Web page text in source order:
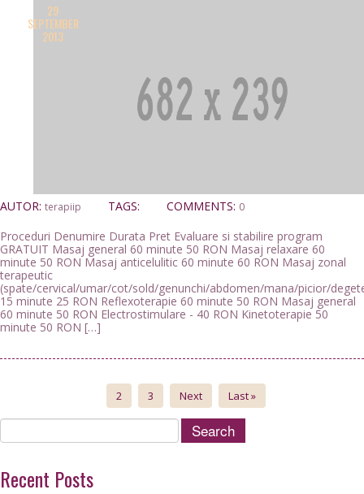
29
SEPTEMBER
2013
AUTOR: terapiip TAGS: COMMENTS: 0
Proceduri Denumire Durata Pret Evaluare si stabilire program
GRATUIT Masaj general 60 minute 50 RON Masaj relaxare 60
minute 50 RON Masaj anticelulitic 60 minute 60 RON Masaj zonal
terapeutic
(spate/cervical/umar/cot/sold/genunchi/abdomen/mana/picior/
15 minute 25 RON Reflexoterapie 60 minute 50 RON Masaj general
60 minute 50 RON Electrostimulare - 40 RON Kinetoterapie 50
minute 50 RON […]
2 3 Next Last»
Recent Posts